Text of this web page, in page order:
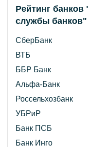
Рейтинг банков
службы банков"
СберБанк
ВТБ
ББР Банк
Альфа-Банк
Россельхозбанк
УБРиР
Банк ПСБ
Банк Инго